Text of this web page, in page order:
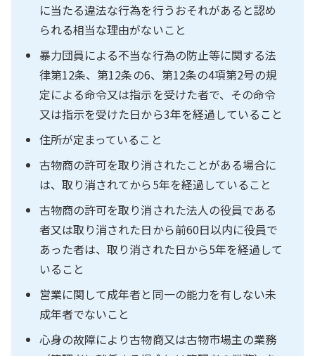
に当たる違法な行為を行うおそれがあると認め
られる相当な理由がないこと
暴力団員による不当な行為の防止等に関する法
律第12条、第12条の6、第12条の4項第2号の規
定による命令又は指示を受けた者で、その命令
又は指示を受けた日から3年を経過していること
住所が定まっていること
古物商の許可を取り消されたことがある場合に
は、取り消されてから5年を経過していること
古物商の許可を取り消された法人の役員である
者又は取り消された日から前60日以内に役員で
あった者は、取り消された日から5年を経過して
いること
営業に関して成年者と同一の能力を有しない未
成年者でないこと
心身の故障により古物商又は古物市場主の業務